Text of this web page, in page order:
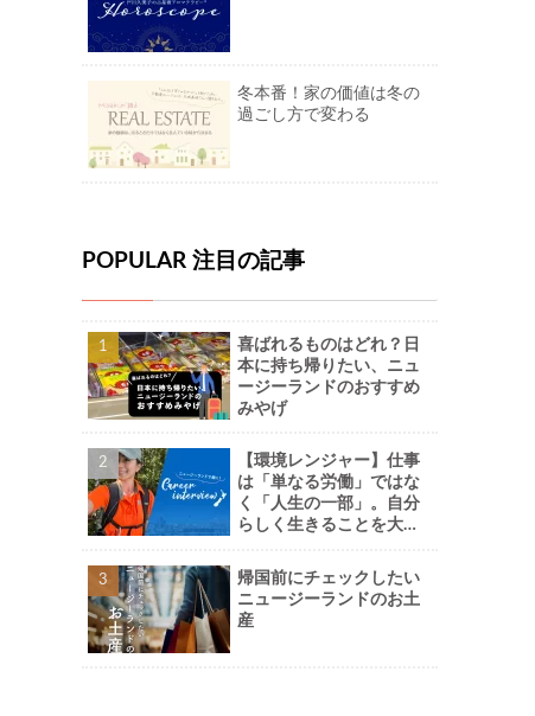
冬本番！家の価値は冬の
過ごし方で変わる
POPULAR 注目の記事
喜ばれるものはどれ？日
本に持ち帰りたい、ニュ
ージーランドのおすすめ
みやげ
【環境レンジャー】仕事
は「単なる労働」ではな
く「人生の一部」。自分
らしく生きることを大切
帰国前にチェックしたい
ニュージーランドのお土
産